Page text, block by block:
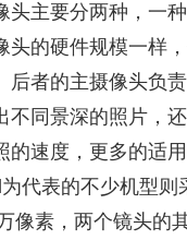
头主要分两种，一
头的硬件规模一样
后者的主摄像头负
不同景深的照片，
的速度，更多的适
代表的不少机型
像素，两个镜头的